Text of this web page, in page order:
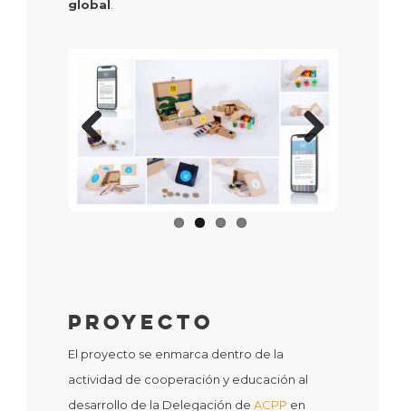
global.
Next
Proyecto
El proyecto se enmarca dentro de la
actividad de cooperación y educación al
desarrollo de la Delegación de ACPP en